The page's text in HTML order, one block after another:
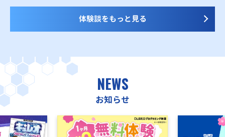
体験談をもっと見る
NEWS
お知らせ